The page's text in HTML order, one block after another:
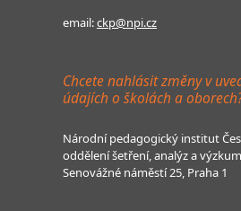
email:ckp@npi.cz
Chcete nahlásit změny v
údajích o školách a
Národní pedagogický institut
oddělení šetření, analýz a
Senovážné náměstí 25, Praha 1